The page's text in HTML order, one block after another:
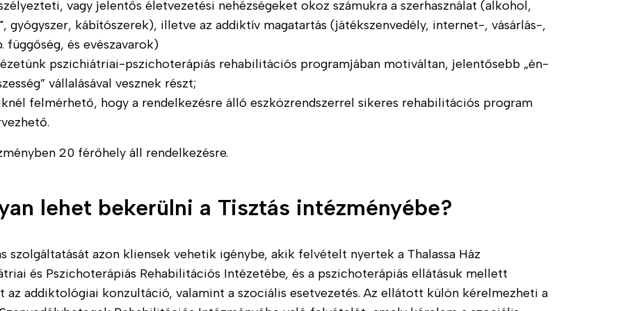
vagy jelentős életvezetési nehézségeket okoz számukra a szerhasználat (alkohol,
gyógyszer, kábítószerek), illetve az addiktív magatartás (játékszenvedély, internet-, vásárlás-,
függőség, és evészavarok)
pszichiátriai-pszichoterápiás rehabilitációs programjában motiváltan, jelentősebb „én-
vállalásával vesznek részt;
felmérhető, hogy a rendelkezésre álló eszközrendszerrel sikeres rehabilitációs program
20 férőhely áll rendelkezésre.
lehet bekerülni a Tisztás intézményébe?
szolgáltatását azon kliensek vehetik igénybe, akik felvételt nyertek a Thalassa Ház
és Pszichoterápiás Rehabilitációs Intézetébe, és a pszichoterápiás ellátásuk mellett
az addiktológiai konzultáció, valamint a szociális esetvezetés. Az ellátott külön kérelmezheti a